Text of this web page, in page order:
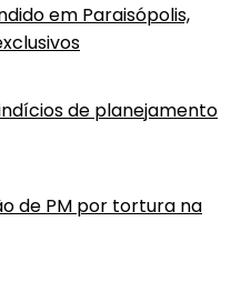
em Paraisópolis,
de planejamento
de PM por tortura na